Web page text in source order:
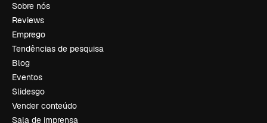
Sobre nós
Reviews
Emprego
Tendências de pesquisa
Blog
Eventos
Slidesgo
Vender conteúdo
Sala de imprensa